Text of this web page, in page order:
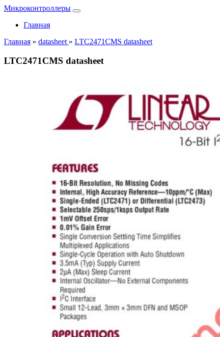
Микроконтроллеры
Главная
Главная » datasheet » LTC2471CMS datasheet
LTC2471CMS datasheet